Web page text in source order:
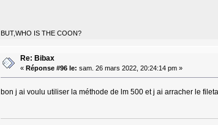
BUT,WHO IS THE COON?
Re: Bibax
« Réponse #96 le: sam. 26 mars 2022, 20:24:14 pm »
bon j ai voulu utiliser la méthode de lm 500 et j ai arracher le